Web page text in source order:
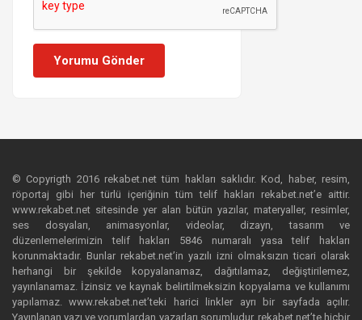
Yorumu Gönder
© Copyrigth 2016 rekabet.net tüm hakları saklıdır. Kod, haber, resim,
röportaj gibi her türlü içeriğinin tüm telif hakları rekabet.net’e aittir.
www.rekabet.net sitesinde yer alan bütün yazılar, materyaller, resimler,
ses dosyaları, animasyonlar, videolar, dizayn, tasarım ve
düzenlemelerimizin telif hakları 5846 numaralı yasa telif hakları
korunmaktadır. Bunlar rekabet.net’in yazılı izni olmaksızın ticari olarak
herhangi bir şekilde kopyalanamaz, dağıtılamaz, değiştirilemez,
yayınlanamaz. İzinsiz ve kaynak belirtilmeksizin kopyalama ve kullanımı
yapılamaz. www.rekabet.net’teki harici linkler ayrı bir sayfada açılır.
Yayınlanan yazı ve yorumlardan yazarları sorumludur. rekabet.net’te hiçbir